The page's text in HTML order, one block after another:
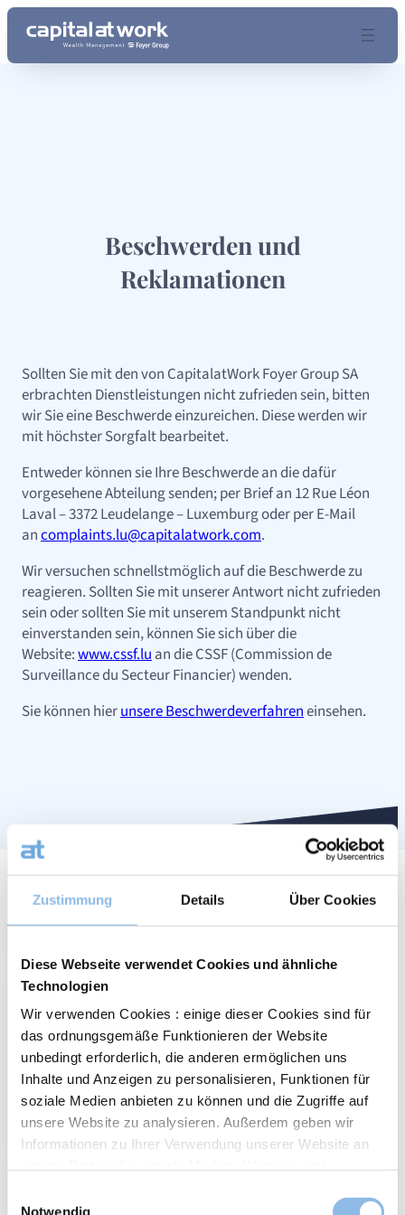
Zustimmung Details Über Cookies
Diese Webseite verwendet Cookies und ähnliche
Technologien
Wir verwenden Cookies : einige dieser Cookies sind für
das ordnungsgemäße Funktionieren der Website
unbedingt erforderlich, die anderen ermöglichen uns
Inhalte und Anzeigen zu personalisieren, Funktionen für
soziale Medien anbieten zu können und die Zugriffe auf
unsere Website zu analysieren. Außerdem geben wir
Informationen zu Ihrer Verwendung unserer Website an
Informationen möglicherweise mit weiteren Daten
Notwendig
Zum
Inhalt
springen
Beschwerden und
Reklamationen
Sollten Sie mit den von CapitalatWork Foyer Group SA
erbrachten Dienstleistungen nicht zufrieden sein, bitten
wir Sie eine Beschwerde einzureichen. Diese werden wir
mit höchster Sorgfalt bearbeitet.
Entweder können sie Ihre Beschwerde an die dafür
vorgesehene Abteilung senden; per Brief an 12 Rue Léon
Laval – 3372 Leudelange – Luxemburg oder per E-Mail
ancomplaints.lu@capitalatwork.com.
Wir versuchen schnellstmöglich auf die Beschwerde zu
reagieren. Sollten Sie mit unserer Antwort nicht zufrieden
sein oder sollten Sie mit unserem Standpunkt nicht
einverstanden sein, können Sie sich über die
Website:www.cssf.lu an die CSSF (Commission de
Surveillance du Secteur Financier) wenden.
Sie können hierunsere Beschwerdeverfahreneinsehen.
Einblicke für bessere Entscheidungen.
Unser Newsletter hält Sie auf dem
Laufenden. Melden Sie sich an!
Herr
Frau
Name
Vorname